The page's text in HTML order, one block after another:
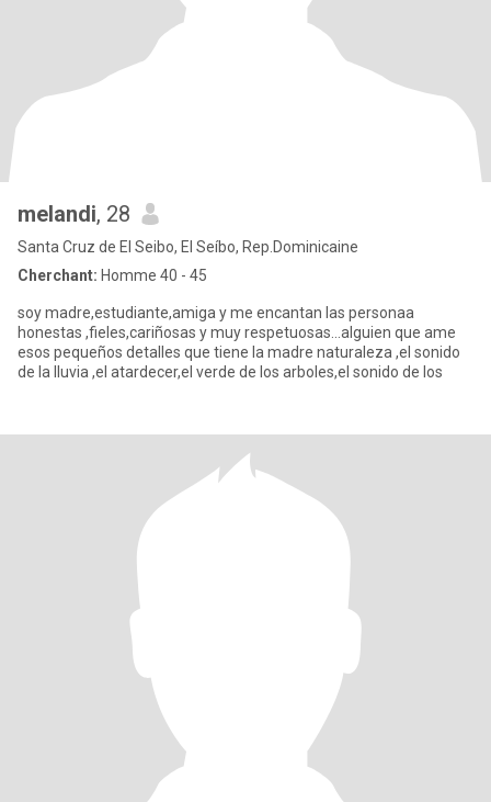
melandi, 28
Santa Cruz de El Seibo, El Seíbo, Rep.Dominicaine
Cherchant: Homme 40 - 45
soy madre,estudiante,amiga y me encantan las personaa
honestas ,fieles,cariñosas y muy respetuosas...alguien que ame
esos pequeños detalles que tiene la madre naturaleza ,el sonido
de la lluvia ,el atardecer,el verde de los arboles,el sonido de los